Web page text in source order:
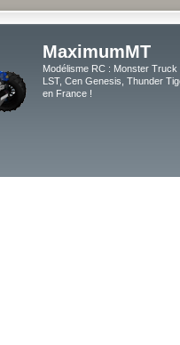
MaximumMT
Modélisme RC : Monster
LST, Cen Genesis, Thunder
en France !